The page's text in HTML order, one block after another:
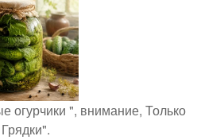
огурчики ", внимание, Только